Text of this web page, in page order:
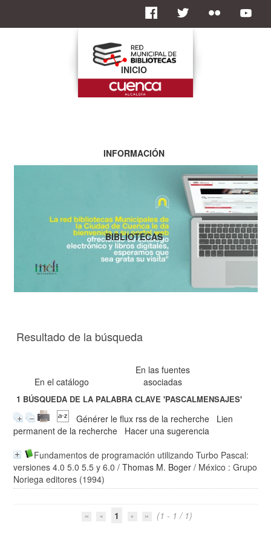
Resultado de la búsqueda
En el catálogo
En las fuentes
asociadas
1 BÚSQUEDA DE LA PALABRA CLAVE'PASCALMENSAJES'
Générer le flux rss de la recherche
Lien
permanent de la recherche
Hacer una sugerencia
Fundamentos de programación utilizando Turbo Pascal:
versiones 4.0 5.0 5.5 y 6.0 /Thomas M. Boger / México : Grupo
Noriega editores (1994)
1 (1 - 1 / 1)
INICIO
INFORMACIÓN
BIBLIOTECAS